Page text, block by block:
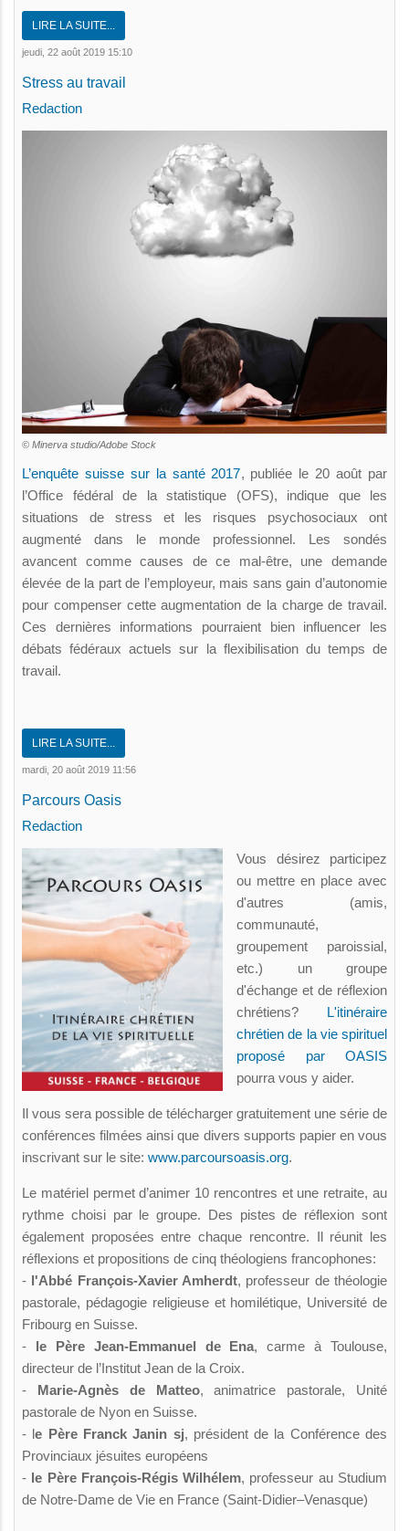
LIRE LA SUITE...
jeudi, 22 août 2019 15:10
Stress au travail
Redaction
© Minerva studio/Adobe Stock
L’enquête suisse sur la santé 2017, publiée le 20 août par
l’Office fédéral de la statistique (OFS), indique que les
situations de stress et les risques psychosociaux ont
augmenté dans le monde professionnel. Les sondés
avancent comme causes de ce mal-être, une demande
élevée de la part de l’employeur, mais sans gain d’autonomie
pour compenser cette augmentation de la charge de travail.
Ces dernières informations pourraient bien influencer les
débats fédéraux actuels sur la flexibilisation du temps de
travail.
LIRE LA SUITE...
mardi, 20 août 2019 11:56
Parcours Oasis
Redaction
Vous désirez participez
ou mettre en place avec
d'autres (amis,
communauté,
groupement paroissial,
etc.) un groupe
d'échange et de réflexion
chrétiens? L'itinéraire
chrétien de la vie spirituel
proposé par OASIS
pourra vous y aider.
Il vous sera possible de télécharger gratuitement une série de
conférences filmées ainsi que divers supports papier en vous
inscrivant sur le site: www.parcoursoasis.org.
Le matériel permet d’animer 10 rencontres et une retraite, au
rythme choisi par le groupe. Des pistes de réflexion sont
également proposées entre chaque rencontre. Il réunit les
réflexions et propositions de cinq théologiens francophones:
- l'Abbé François-Xavier Amherdt, professeur de théologie
pastorale, pédagogie religieuse et homilétique, Université de
Fribourg en Suisse.
- le Père Jean-Emmanuel de Ena, carme à Toulouse,
directeur de l’Institut Jean de la Croix.
- Marie-Agnès de Matteo, animatrice pastorale, Unité
pastorale de Nyon en Suisse.
- le Père Franck Janin sj, président de la Conférence des
Provinciaux jésuites européens
- le Père François-Régis Wilhélem, professeur au Studium
de Notre-Dame de Vie en France (Saint-Didier–Venasque)